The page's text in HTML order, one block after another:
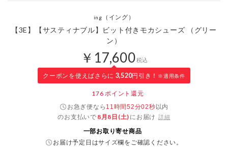
ing （イング）
【3E】【サスティナブル】ビット付きモカシューズ （グリー
ン）
￥17,600税込
クーポンを使えばさらに 3,520円引き！ ※適用条件
176 ポイント還元
お急ぎ便なら 11時間52分02秒以内
のお支払いで 8月8日(土) にお届け 詳細
一部お取り寄せ商品
お届け予定日はサイズ欄をご確認ください。